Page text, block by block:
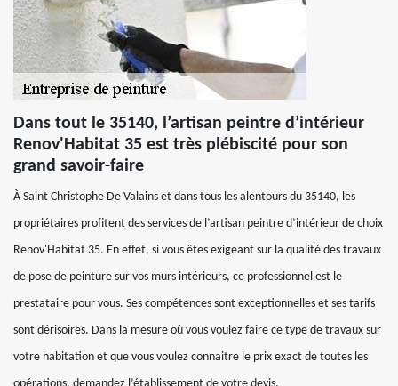
Dans tout le 35140, l’artisan peintre d’intérieur
Renov'Habitat 35 est très plébiscité pour son
grand savoir-faire
À Saint Christophe De Valains et dans tous les alentours du 35140, les
propriétaires profitent des services de l’artisan peintre d’intérieur de choix
Renov'Habitat 35. En effet, si vous êtes exigeant sur la qualité des travaux
de pose de peinture sur vos murs intérieurs, ce professionnel est le
prestataire pour vous. Ses compétences sont exceptionnelles et ses tarifs
sont dérisoires. Dans la mesure où vous voulez faire ce type de travaux sur
votre habitation et que vous voulez connaitre le prix exact de toutes les